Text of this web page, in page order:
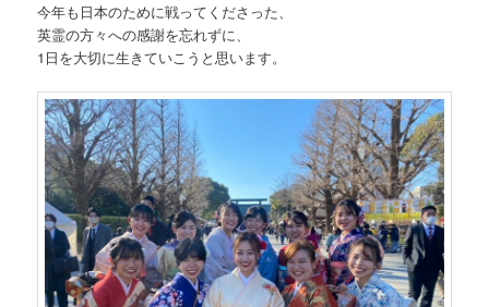
今年も日本のために戦ってくださった、
英霊の方々への感謝を忘れずに、
1日を大切に生きていこうと思います。